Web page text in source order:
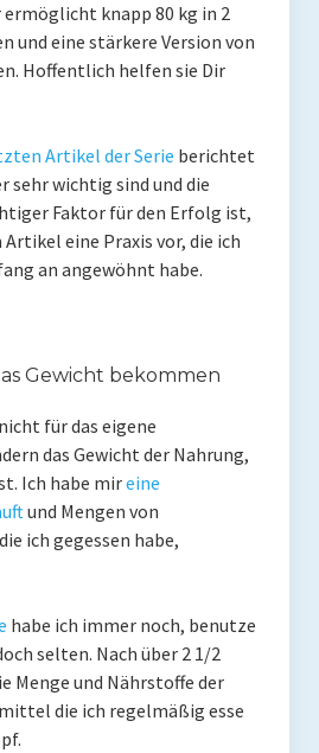
ermöglicht knapp 80 kg in 2
und eine stärkere Version von
Hoffentlich helfen sie Dir
Artikel der Serie berichtet
sehr wichtig sind und die
Faktor für den Erfolg ist,
eine Praxis vor, die ich
an angewöhnt habe.
Gewicht bekommen
für das eigene
das Gewicht der Nahrung,
Ich habe mireine
und Mengen von
ich gegessen habe,
habe ich immer noch, benutze
selten. Nach über 2 1/2
Menge und Nährstoffe der
die ich regelmäßig esse